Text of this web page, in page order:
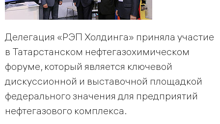
Делегация «РЭП Холдинга» приняла участие
в Татарстанском нефтегазохимическом
форуме, который является ключевой
дискуссионной и выставочной площадкой
федерального значения для предприятий
нефтегазового комплекса.